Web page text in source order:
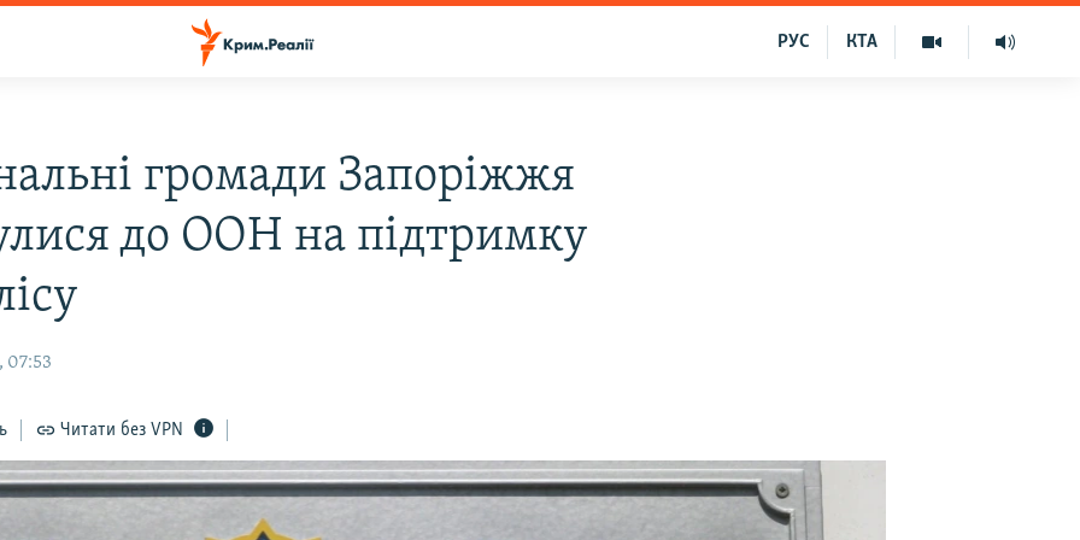
КТА
РУС
громади Запоріжжя
до ООН на підтримку
07:53
Читати без VPN